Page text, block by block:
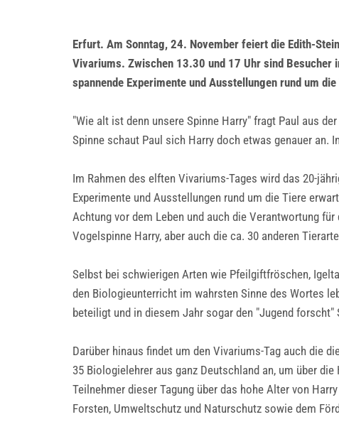
Erfurt. Am Sonntag, 24. November feiert die Edith-
Vivariums. Zwischen 13.30 und 17 Uhr sind
spannende Experimente und Ausstellungen rund um
"Wie alt ist denn unsere Spinne Harry" fragt Paul aus
Spinne schaut Paul sich Harry doch etwas genauer an.
Im Rahmen des elften Vivariums-Tages wird das 20-
Experimente und Ausstellungen rund um die Tiere
Achtung vor dem Leben und auch die Verantwortung
Vogelspinne Harry, aber auch die ca. 30 anderen
Selbst bei schwierigen Arten wie Pfeilgiftfröschen,
den Biologieunterricht im wahrsten Sinne des Wortes
beteiligt und in diesem Jahr sogar den "Jugend forscht"
Darüber hinaus findet um den Vivariums-Tag auch die
35 Biologielehrer aus ganz Deutschland an, um über
Teilnehmer dieser Tagung über das hohe Alter von
Forsten, Umweltschutz und Naturschutz sowie dem